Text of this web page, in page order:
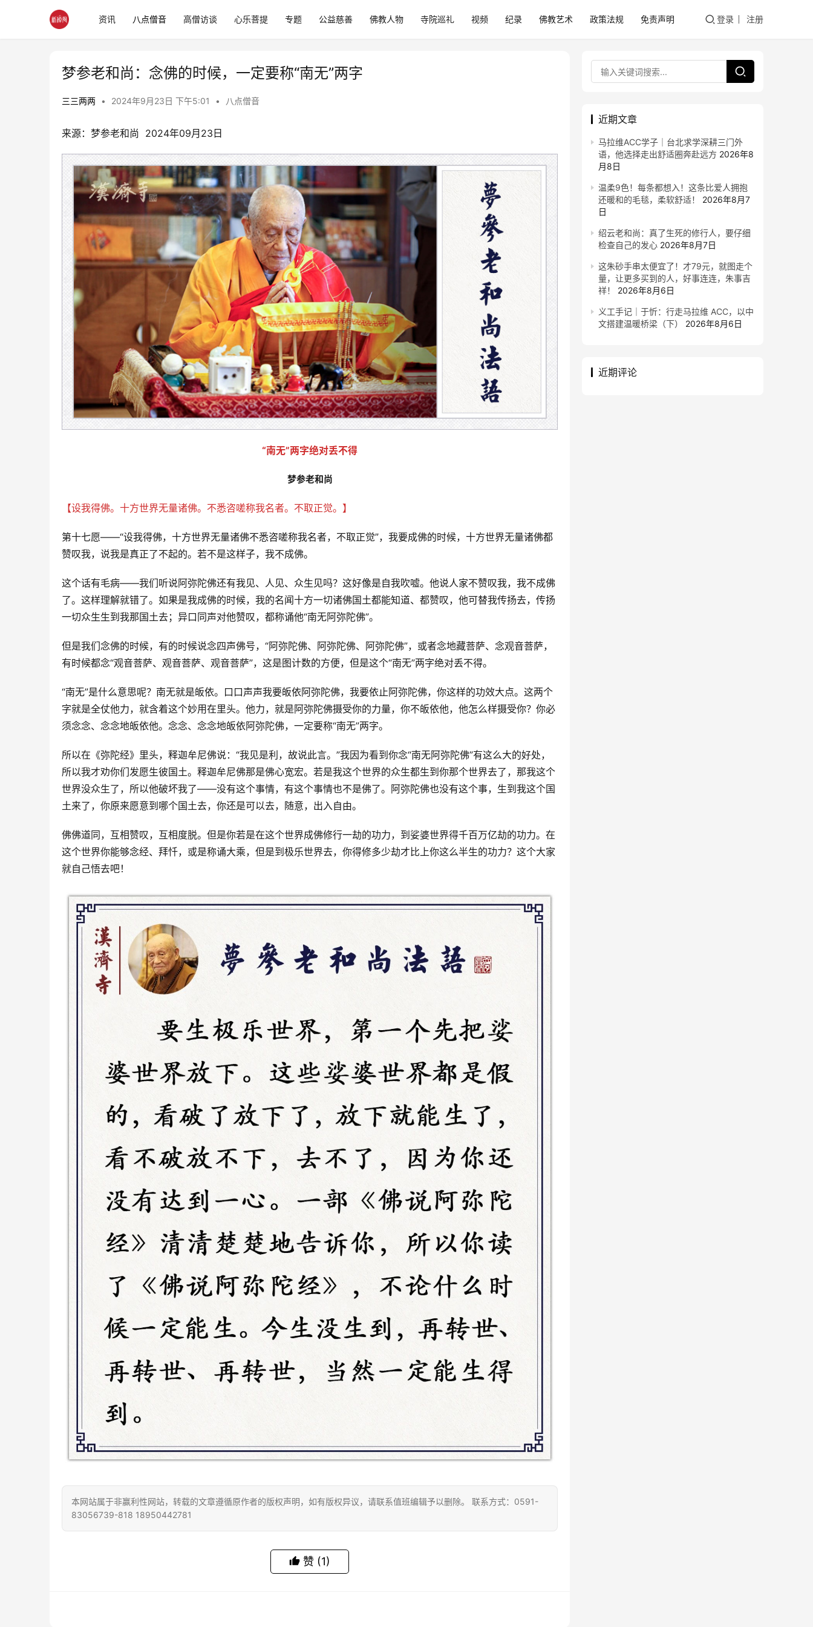
资讯 八点僧音 高僧访谈 心乐菩提 专题 公益慈善 佛教人物 寺院巡礼 视频 纪录 佛教艺术 政策法规 免责声明 登录 注册
梦参老和尚：念佛的时候，一定要称“南无”两字
三三两两 • 2024年9月23日 下午5:01 • 八点僧音
来源：梦参老和尚  2024年09月23日
“南无”两字绝对丢不得
梦参老和尚
【设我得佛。十方世界无量诸佛。不悉咨嗟称我名者。不取正觉。】
第十七愿——“设我得佛，十方世界无量诸佛不悉咨嗟称我名者，不取正觉”，我要成佛的时候，十方世界无量诸佛都
赞叹我，说我是真正了不起的。若不是这样子，我不成佛。
这个话有毛病——我们听说阿弥陀佛还有我见、人见、众生见吗？这好像是自我吹嘘。他说人家不赞叹我，我不成佛
了。这样理解就错了。如果是我成佛的时候，我的名闻十方一切诸佛国土都能知道、都赞叹，他可替我传扬去，传扬
一切众生生到我那国土去；异口同声对他赞叹，都称诵他“南无阿弥陀佛”。
但是我们念佛的时候，有的时候说念四声佛号，“阿弥陀佛、阿弥陀佛、阿弥陀佛”，或者念地藏菩萨、念观音菩萨，
有时候都念“观音菩萨、观音菩萨、观音菩萨”，这是图计数的方便，但是这个“南无”两字绝对丢不得。
“南无”是什么意思呢？南无就是皈依。口口声声我要皈依阿弥陀佛，我要依止阿弥陀佛，你这样的功效大点。这两个
字就是全仗他力，就含着这个妙用在里头。他力，就是阿弥陀佛摄受你的力量，你不皈依他，他怎么样摄受你？你必
须念念、念念地皈依他。念念、念念地皈依阿弥陀佛，一定要称“南无”两字。
所以在《弥陀经》里头，释迦牟尼佛说：“我见是利，故说此言。”我因为看到你念“南无阿弥陀佛”有这么大的好处，
所以我才劝你们发愿生彼国土。释迦牟尼佛那是佛心宽宏。若是我这个世界的众生都生到你那个世界去了，那我这个
世界没众生了，所以他破坏我了——没有这个事情，有这个事情也不是佛了。阿弥陀佛也没有这个事，生到我这个国
土来了，你原来愿意到哪个国土去，你还是可以去，随意，出入自由。
佛佛道同，互相赞叹，互相度脱。但是你若是在这个世界成佛修行一劫的功力，到娑婆世界得千百万亿劫的功力。在
这个世界你能够念经、拜忏，或是称诵大乘，但是到极乐世界去，你得修多少劫才比上你这么半生的功力？这个大家
就自己悟去吧！
本网站属于非赢利性网站，转载的文章遵循原作者的版权声明，如有版权异议，请联系值班编辑予以删除。 联系方式：0591-
83056739-818 18950442781
赞 (1)
近期文章
马拉维ACC学子｜台北求学深耕三门外
语，他选择走出舒适圈奔赴远方 2026年8
月8日
温柔9色！每条都想入！这条比爱人拥抱
还暖和的毛毯，柔软舒适！
2026年8月7
日
绍云老和尚：真了生死的修行人，要仔细
检查自己的发心 2026年8月7日
这朱砂手串太便宜了！才79元，就图走个
量，让更多买到的人，好事连连，朱事吉
祥！
2026年8月6日
义工手记｜于忻：行走马拉维 ACC，以中
文搭建温暖桥梁（下）
2026年8月6日
近期评论